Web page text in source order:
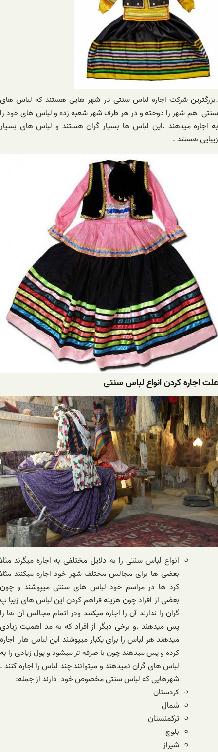
.بزرگترین شرکت اجاره لباس سنتی در شهر هایی هستند که لباس های
سنتی هم شهر را دوخته و در هر طرف شهر شعبه زده و لباس های خود را
به اجاره میدهند .این لباس ها بسیار گران هستند و لباس های بسیار
زیبایی هستند .
علت اجاره کردن انواع لباس سنتی
انواع لباس سنتی را به دلایل مختلفی به اجاره میگرند مثلا
بعضی ها برای مجالس مختلف شهر خود اجاره میکنند مثلا
کرد ها در مراسم خود لباس های سنتی میپوشند و چون
بعضی از افراد چون هزینه فراهم کردن این لباس های زیبا پ
گران را ندارند آن را اجاره میکنند ودر اتمام مجالس آن ها را
پس میدهند .و برخی دیگر از افراد که به مد اهمیت زیادی
میدهند هر لباس را برای یکبار میپوشند این لباس هارا اجاره
کرده و پس میدهند چون با صرفه تر میشود و پول زیادی را به
لباس های گران نمیدهند و میتوانند چند لباس را اجاره کنند .
شهرهایی که لباس سنتی مخصوص خود دارند از جمله:
کردستان
شمال
ترکمنستان
بلوچ
شیراز